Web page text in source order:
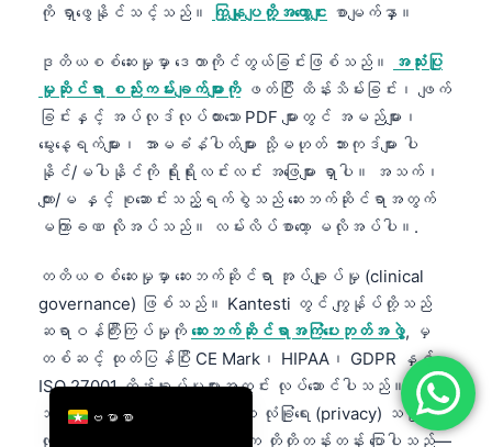
ကို ရှာဖွေနိုင်သင့်သည်။
ကြှနျုပျတို့အကွောငျး စာမျက်နှာ။
ဒုတိယစစ်ဆေးမှုမှာ ဒေတာကိုင်တွယ်ခြင်းဖြစ်သည်။
အသုံးပြု
မှုဆိုင်ရာ စည်းကမ်းချက်များကိုဖတ်ပြီး ထိန်းသိမ်းခြင်း၊ ဖျက်
ခြင်းနှင့် အပ်လုဒ်လုပ်ထားသော PDF များတွင် အမည်များ၊
မွေးနေ့ရက်များ၊ အာမခံနံပါတ်များ သို့မဟုတ် ဘားကုဒ်များ ပါ
နိုင်/မပါနိုင်ကို ရိုးရိုးလင်းလင်း အဖြေများ ရှာပါ။ အသက်၊
ကျား/မ နှင့် စုဆောင်းသည့်ရက်စွဲသည် ဆေးဘက်ဆိုင်ရာအတွက်
မကြာခဏ လိုအပ်သည်။ လမ်းလိပ်စာတော့ မလိုအပ်ပါ။.
တတိယစစ်ဆေးမှုမှာ ဆေးဘက်ဆိုင်ရာ အုပ်ချုပ်မှု (clinical
governance) ဖြစ်သည်။ Kantesti တွင် ကျွန်ုပ်တို့သည်
ဆရာဝန်ကြီးကြပ်မှုကို ဆေးဘက်ဆိုင်ရာအကြံပေးဘုတ်အဖွဲ့, မှ
တစ်ဆင့် ထုတ်ပြန်ပြီး CE Mark၊ HIPAA၊ GDPR နှင့်
ISO 27001 ထိန်းချုပ်မှုများအတွင်း လုပ်ဆောင်ပါသည်။ ဆေး
ဘက်ဆိုင်ရာ ထိန်းချုပ်မှုမရှိဘဲ လုံခြုံရေး (privacy) သည် မ
လုံလောက်ပါ။ လူနာများကို ကျွန်ုပ်က တိုတိုတန်းတန်း ပြောပါသည်—
ဗမာစာ
English
Deutsch
العربية
Français
עִבְרִית
Italiano
Español
Português
Ελληνικά
Türkçe
Română